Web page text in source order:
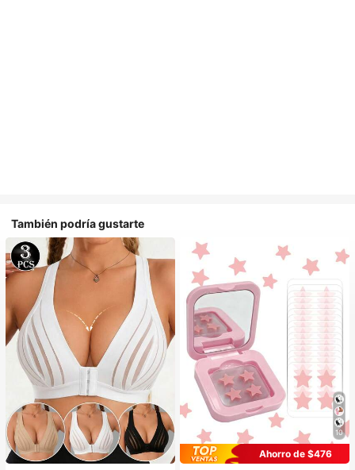
También podría gustarte
10
Ahorro de $476